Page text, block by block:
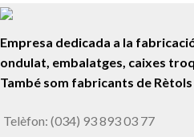
Empresa dedicada a la
ondulat, embalatges, caixes
També som fabricants de
Telèfon: (034) 93 893 03 77